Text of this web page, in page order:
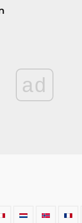
ad